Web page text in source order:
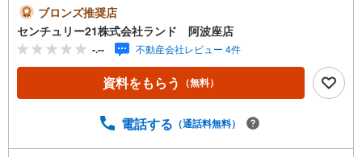
は・・・ お客様のニーズに寄り添い、大切なお住まいの
ご購入に最後まで伴走いたします！●リフォームのご相談も
承っております。●購入・売却・ローンのご相談・・・なん
でもお気軽にご相談くださいませ！〇大阪メトロ千日前
線・中央線「阿波座」駅5番出口より徒歩約2分！〇営業時
間:10:00～20:00（火曜日・水曜日定休日※祝日は営業）事
す。ご連絡お待ちしております！
ブロンズ推奨店
センチュリー21株式会社ランド 阿波座店
-.-- 不動産会社レビュー 4件
資料をもらう （無料）
電話する （通話料無料）